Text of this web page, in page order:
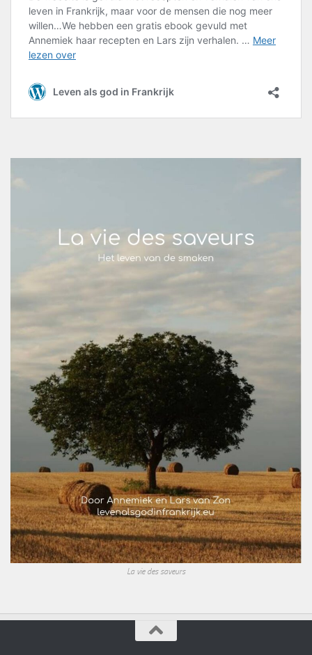
La vie des saveurs